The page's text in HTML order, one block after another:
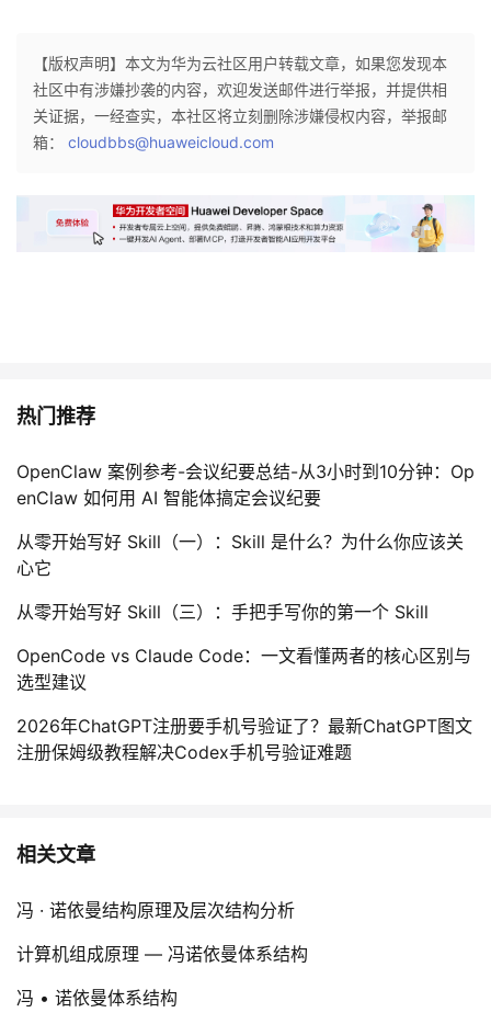
【版权声明】本文为华为云社区用户转载文章，如果您发现本
社区中有涉嫌抄袭的内容，欢迎发送邮件进行举报，并提供相
关证据，一经查实，本社区将立刻删除涉嫌侵权内容，举报邮
箱： cloudbbs@huaweicloud.com
热门推荐
OpenClaw 案例参考-会议纪要总结-从3小时到10分钟：Op
enClaw 如何用 AI 智能体搞定会议纪要
从零开始写好 Skill（一）：Skill 是什么？为什么你应该关
心它
从零开始写好 Skill（三）：手把手写你的第一个 Skill
OpenCode vs Claude Code：一文看懂两者的核心区别与
选型建议
2026年ChatGPT注册要手机号验证了？最新ChatGPT图文
注册保姆级教程解决Codex手机号验证难题
相关文章
冯 · 诺依曼结构原理及层次结构分析
计算机组成原理 — 冯诺依曼体系结构
冯 • 诺依曼体系结构